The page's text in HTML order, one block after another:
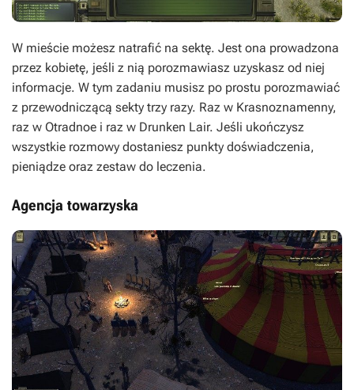
W mieście możesz natrafić na sektę. Jest ona prowadzona
przez kobietę, jeśli z nią porozmawiasz uzyskasz od niej
informacje. W tym zadaniu musisz po prostu porozmawiać
z przewodniczącą sekty trzy razy. Raz w Krasnoznamenny,
raz w Otradnoe i raz w Drunken Lair. Jeśli ukończysz
wszystkie rozmowy dostaniesz punkty doświadczenia,
pieniądze oraz zestaw do leczenia.
Agencja towarzyska